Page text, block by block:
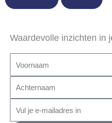
Waardevolle inzichten in
Voornaam
Achternaam
Email